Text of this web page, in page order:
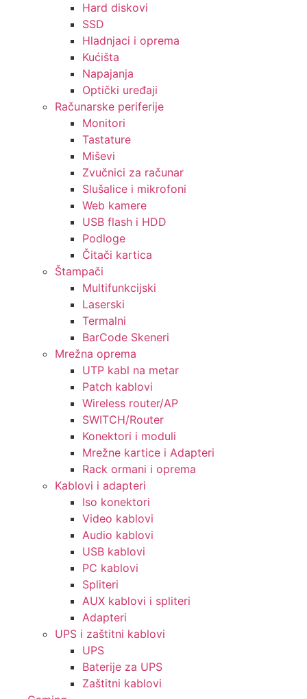
Hard diskovi
SSD
Hladnjaci i oprema
Kućišta
Napajanja
Optički uređaji
Računarske periferije
Monitori
Tastature
Miševi
Zvučnici za računar
Slušalice i mikrofoni
Web kamere
USB flash i HDD
Podloge
Čitači kartica
Štampači
Multifunkcijski
Laserski
Termalni
BarCode Skeneri
Mrežna oprema
UTP kabl na metar
Patch kablovi
Wireless router/AP
SWITCH/Router
Konektori i moduli
Mrežne kartice i Adapteri
Rack ormani i oprema
Kablovi i adapteri
Iso konektori
Video kablovi
Audio kablovi
USB kablovi
PC kablovi
Spliteri
AUX kablovi i spliteri
Adapteri
UPS i zaštitni kablovi
UPS
Baterije za UPS
Zaštitni kablovi